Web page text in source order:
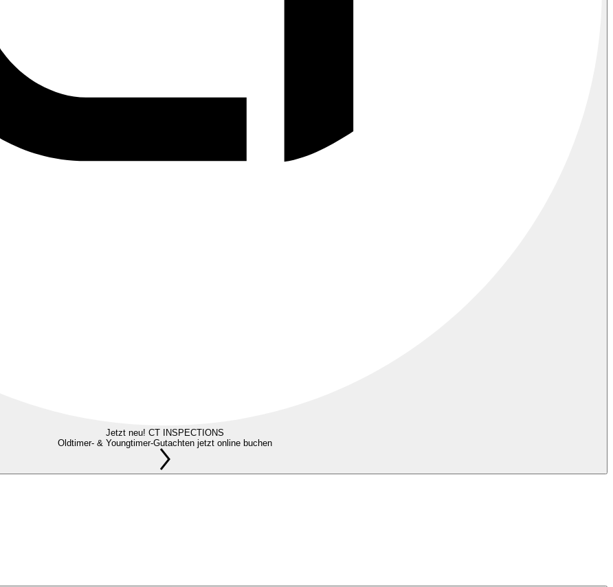
Jetzt neu! CT INSPECTIONS
Oldtimer- & Youngtimer-Gutachten jetzt online buchen